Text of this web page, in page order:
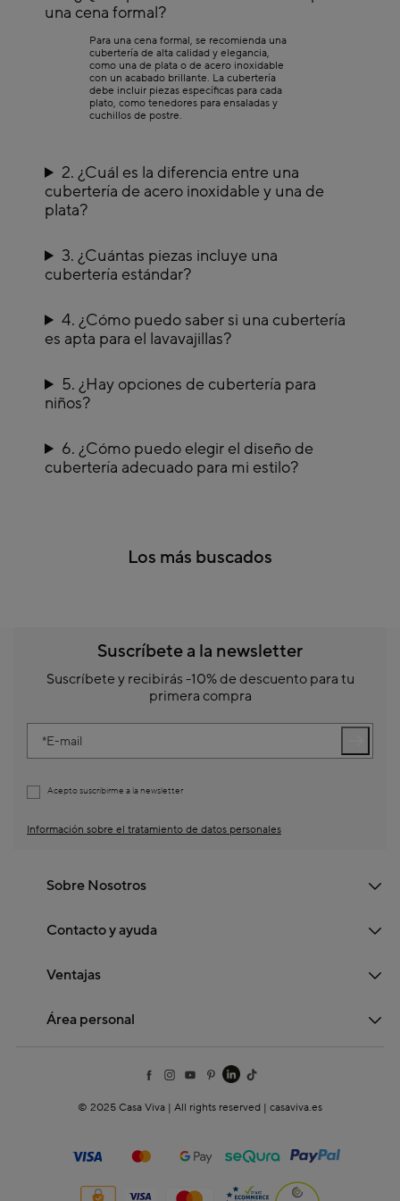
minimalistas que se adaptan a las mesas más actuales. Renueva tu vajilla con
piezas modernas que combinan innovación y elegancia, perfectas para
Cubertería de diseño
Para los amantes del detalle y la originalidad, una cubertería de diseño es la
clave para marcar la diferencia. En Casa Viva te ofrecemos piezas únicas, con
formas y acabados que destacan, ideales para mesas creativas y sofisticadas.
Convierte cada comida en una experiencia visual y sensorial con cuberterías
momento especial, donde la calidad y el diseño van de la mano.
una cena formal?
Para una cena formal, se recomienda una
cubertería de alta calidad y elegancia,
como una de plata o de acero inoxidable
con un acabado brillante. La cubertería
debe incluir piezas específicas para cada
plato, como tenedores para ensaladas y
cuchillos de postre.
2. ¿Cuál es la diferencia entre una
cubertería de acero inoxidable y una de
plata?
3. ¿Cuántas piezas incluye una
cubertería estándar?
4. ¿Cómo puedo saber si una cubertería
es apta para el lavavajillas?
5. ¿Hay opciones de cubertería para
niños?
6. ¿Cómo puedo elegir el diseño de
cubertería adecuado para mi estilo?
Los más buscados
Suscríbete a la newsletter
Suscríbete y recibirás -10% de descuento para tu
primera compra
E-mail
Acepto suscribirme a la newsletter
Información sobre el tratamiento de datos personales
Sobre Nosotros
Contacto y ayuda
Ventajas
Área personal
© 2025 Casa Viva | All rights reserved | casaviva.es